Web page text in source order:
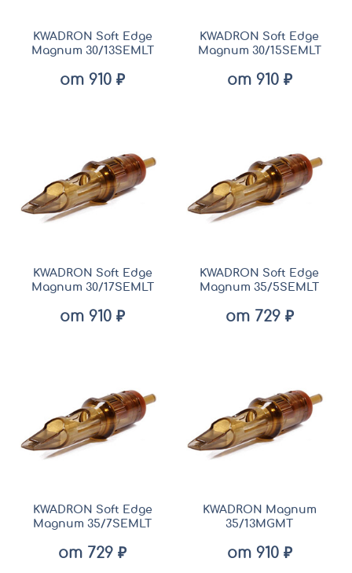
KWADRON Soft Edge
Magnum 30/13SEMLT
от 910 ₽
KWADRON Soft Edge
Magnum 30/15SEMLT
от 910 ₽
KWADRON Soft Edge
Magnum 30/17SEMLT
от 910 ₽
KWADRON Soft Edge
Magnum 35/5SEMLT
от 729 ₽
KWADRON Soft Edge
Magnum 35/7SEMLT
от 729 ₽
KWADRON Magnum
35/13MGMT
от 910 ₽